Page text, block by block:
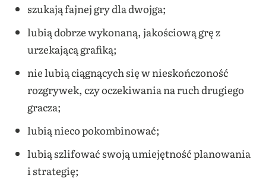
szukają fajnej gry dla dwojga;
lubią dobrze wykonaną, jakościową grę z
urzekającą grafiką;
nie lubią ciągnących się w nieskończoność
rozgrywek, czy oczekiwania na ruch drugiego
gracza;
lubią nieco pokombinować;
lubią szlifować swoją umiejętność planowania
i strategię;